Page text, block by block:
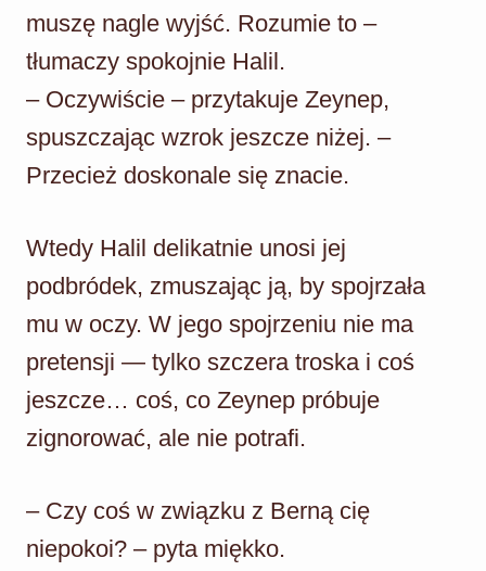
muszę nagle wyjść. Rozumie to –
tłumaczy spokojnie Halil.
– Oczywiście – przytakuje Zeynep,
spuszczając wzrok jeszcze niżej. –
Przecież doskonale się znacie.
Wtedy Halil delikatnie unosi jej
podbródek, zmuszając ją, by spojrzała
mu w oczy. W jego spojrzeniu nie ma
pretensji — tylko szczera troska i coś
jeszcze… coś, co Zeynep próbuje
zignorować, ale nie potrafi.
– Czy coś w związku z Berną cię
niepokoi? – pyta miękko.